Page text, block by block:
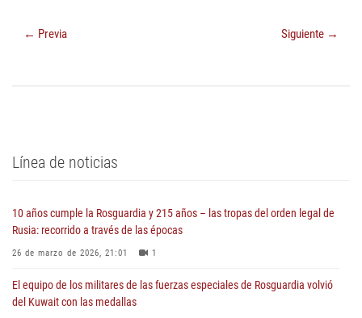
← Previa Siguiente →
Línea de noticias
10 años cumple la Rosguardia y 215 años – las tropas del orden legal de
Rusia: recorrido a través de las épocas
26 de marzo de 2026, 21:01 1
El equipo de los militares de las fuerzas especiales de Rosguardia volvió
del Kuwait con las medallas